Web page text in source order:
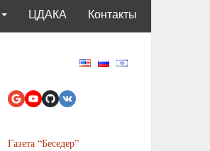
ЦДАКА Контакты
Газета “Беседер”